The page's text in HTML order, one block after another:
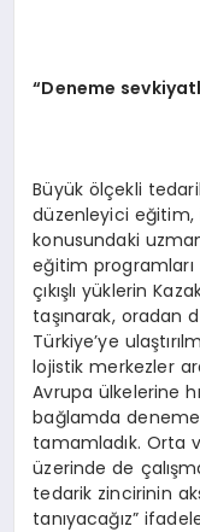
“Deneme
Büyük ölçekli
düzenleyici
konusundaki
eğitim programları
çıkışlı yüklerin
taşınarak, oradan
Türkiye’ye
lojistik merkezler
Avrupa ülkelerine
bağlamda deneme
tamamladık. Orta
üzerinde de
tedarik zincirinin
tanıyacağız”